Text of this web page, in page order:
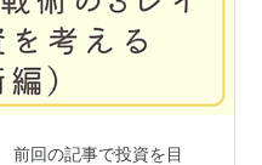
前回の記事で投資を目